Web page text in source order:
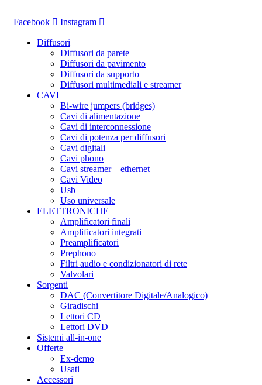
Facebook Instagram
Diffusori
Diffusori da parete
Diffusori da pavimento
Diffusori da supporto
Diffusori multimediali e streamer
CAVI
Bi-wire jumpers (bridges)
Cavi di alimentazione
Cavi di interconnessione
Cavi di potenza per diffusori
Cavi digitali
Cavi phono
Cavi streamer – ethernet
Cavi Video
Usb
Uso universale
ELETTRONICHE
Amplificatori finali
Amplificatori integrati
Preamplificatori
Prephono
Filtri audio e condizionatori di rete
Valvolari
Sorgenti
DAC (Convertitore Digitale/Analogico)
Giradischi
Lettori CD
Lettori DVD
Sistemi all-in-one
Offerte
Ex-demo
Usati
Accessori